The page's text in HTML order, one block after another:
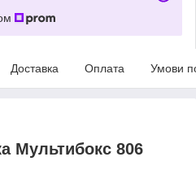
Доставка Оплата Умови
Мультибокс 806